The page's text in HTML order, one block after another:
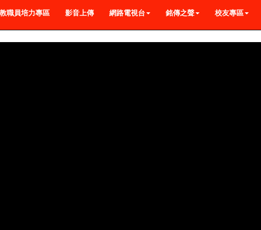
教職員培力專區 影音上傳 網路電視台 銘傳之聲 校友專區